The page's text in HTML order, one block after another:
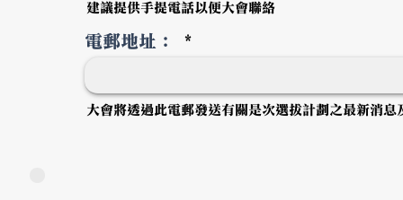
建議提供手提電話以便大會聯絡
電郵地址：
大會將透過此電郵發送有關是次選拔計劃之最新消息